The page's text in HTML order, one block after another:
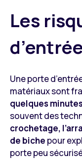
Les
Une porte
matériaux sont
quelques
souvent des
crochetage,
de biche pour
porte peu